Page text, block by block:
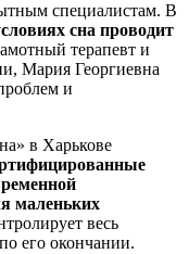
специалистам. В
сна проводит
терапевт и
Мария Георгиевна
и
в Харькове
маленьких
весь
его окончании.